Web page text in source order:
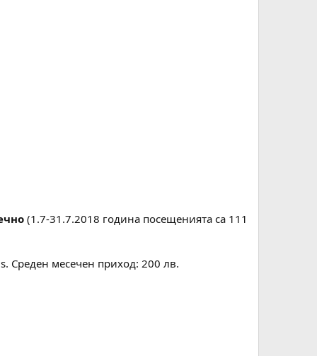
(1.7-31.7.2018 година посещенията са 111
Среден месечен приход: 200 лв.